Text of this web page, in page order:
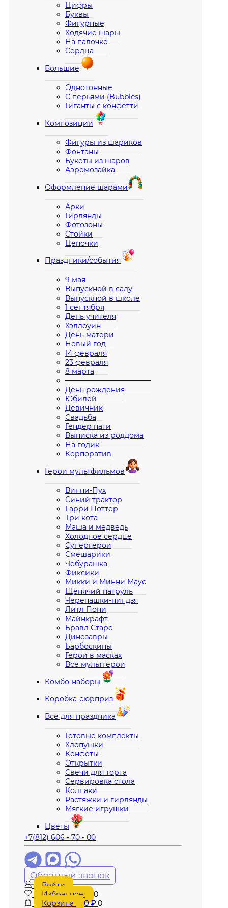
Цифры
Буквы
Фигурные
Ходячие шары
На палочке
Сердца
Большие
Однотонные
С перьями (Bubbles)
Гиганты с конфетти
Композиции
Фигуры из шариков
Фонтаны
Букеты из шаров
Аэромозайка
Оформление шарами
Арки
Гирлянды
Фотозоны
Стойки
Цепочки
Праздники/события
9 мая
Выпускной в саду
Выпускной в школе
1 сентября
День учителя
Хэллоуин
День матери
Новый год
14 февраля
23 февраля
8 марта
————————————
День рождения
Юбилей
Девичник
Свадьба
Гендер пати
Выписка из роддома
На годик
Корпоратив
Герои мультфильмов
Винни-Пух
Синий трактор
Гарри Поттер
Три кота
Маша и медведь
Холодное сердце
Супергерои
Смешарики
Чебурашка
Фиксики
Микки и Минни Маус
Щенячий патруль
Черепашки-ниндзя
Литл Пони
Майнкрафт
Бравл Старс
Динозавры
Барбоскины
Герои в масках
Все мультгерои
Комбо-наборы
Коробка-сюрприз
Все для праздника
Готовые комплекты
Хлопушки
Конфеты
Открытки
Свечи для торта
Сервировка стола
Колпаки
Растяжки и гирлянды
Мягкие игрушки
Цветы
+7(812) 606 - 70 - 00
Обратный звонок
Войти
Избранное
0
Корзина
0₽ 0